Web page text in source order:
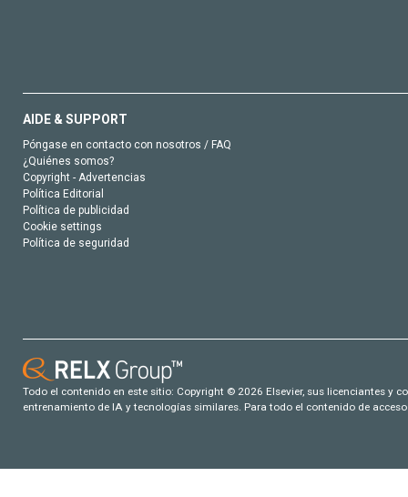
AIDE & SUPPORT
Póngase en contacto con nosotros / FAQ
¿Quiénes somos?
Copyright - Advertencias
Política Editorial
Política de publicidad
Cookie settings
Política de seguridad
Todo el contenido en este sitio: Copyright © 2026 Elsevier, sus licenciantes y
entrenamiento de IA y tecnologías similares. Para todo el contenido de